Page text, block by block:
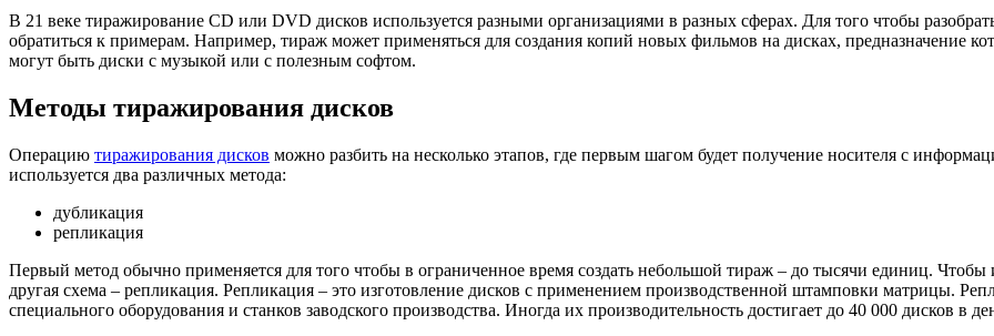
В 21 веке тиражирование CD или DVD дисков используется разными организациями в разных сферах. Для того чтобы
обратиться к примерам. Например, тираж может применяться для создания копий новых фильмов на дисках, предназначение
могут быть диски с музыкой или с полезным софтом.
Методы тиражирования дисков
Операцию тиражирования дисков можно разбить на несколько этапов, где первым шагом будет получение носителя с
используется два различных метода:
дубликация
репликация
Первый метод обычно применяется для того чтобы в ограниченное время создать небольшой тираж – до тысячи единиц.
другая схема – репликация. Репликация – это изготовление дисков с применением производственной штамповки матрицы.
специального оборудования и станков заводского производства. Иногда их производительность достигает до 40 000 дисков в